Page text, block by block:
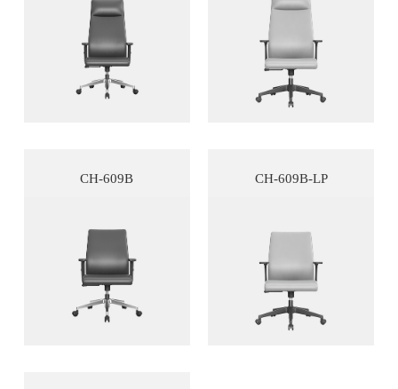
CH-609B CH-609B-LP